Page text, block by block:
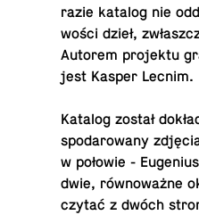
razie katalog nie
wo­ści dzieł,
Autorem pro­jek­tu
jest Kasper Lecnim.
Katalog został
spo­da­ro­wa­ny
w połowie -
dwie, rów­no­waż­ne
czytać z dwóch